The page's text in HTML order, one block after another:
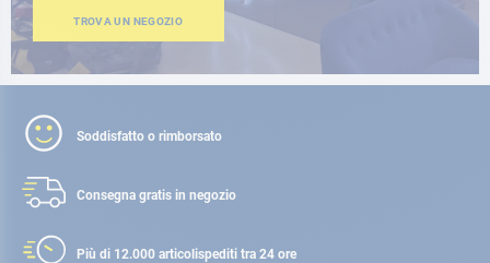
TROVA UN NEGOZIO
Soddisfatto o rimborsato
Consegna gratis in negozio
Più di 12.000 articolispediti tra 24 ore